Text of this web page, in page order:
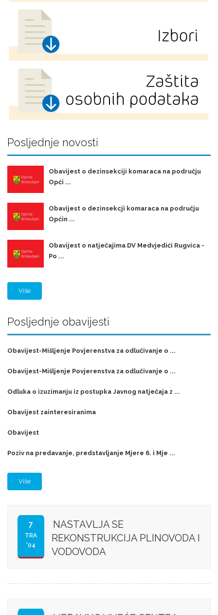
Posljednje novosti
Obavijest o dezinsekciji komaraca na području
Opći ...
Obavijest o dezinsekcji komaraca na području
Općin ...
Obavijest o natječajima DV Medvjedići Rugvica -
Po ...
Više
Posljednje obavijesti
Obavijest-Mišljenje Povjerenstva za odlučivanje o ...
Obavijest-Mišljenje Povjerenstva za odlučivanje o ...
Odluka o izuzimanju iz postupka Javnog natječaja z ...
Obavijest zainteresiranima
Obavijest
Poziv na predavanje, predstavljanje Mjere 6. i Mje ...
Više
7
TRA
'04
NASTAVLJA SE
REKONSTRUKCIJA PLINOVODA I
VODOVODA